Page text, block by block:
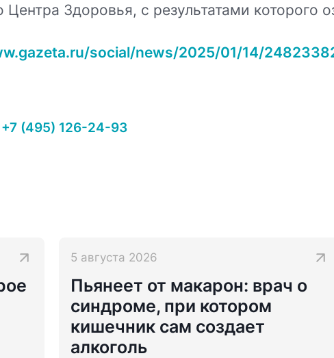
Здоровья, с результатами которого
social/news/2025/01/14/
+7 (495) 126-24-93
5 августа 2026
Пьянеет от макарон: врач о
синдроме, при котором
кишечник сам создает
алкоголь